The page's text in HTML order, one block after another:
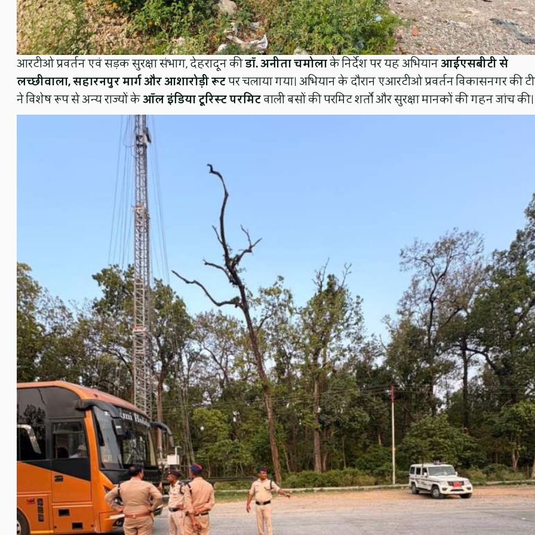
आरटीओ प्रवर्तन एवं सड़क सुरक्षा संभाग, देहरादून कीडॉ. अनीता चमोलाके निर्देश पर यह अभियानआईएसबीटी से
लच्छीवाला, सहारनपुर मार्ग और आशारोड़ी रूटपर चलाया गया। अभियान के दौरान एआरटीओ प्रवर्तन विकासनगर की
ने विशेष रूप से अन्य राज्यों केऑल इंडिया टूरिस्ट परमिटवाली बसों की परमिट शर्तों और सुरक्षा मानकों की गहन जांच की।